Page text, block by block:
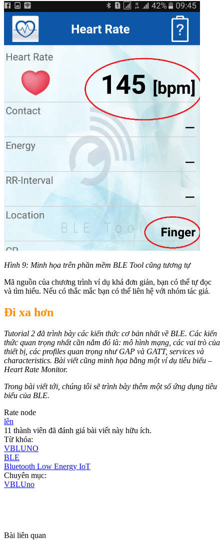
Hình 9: Minh họa trên phần mềm BLE Tool cũng tương tự
Mã nguồn của chương trình ví dụ khá đơn giản, bạn có thể tự đọc
và tìm hiểu. Nếu có thắc mắc bạn có thể liên hệ với nhóm tác giả.
Đi xa hơn
Tutorial 2 đã trình bày các kiến thức cơ bản nhất về BLE. Các kiến
thức quan trọng nhất cần nắm đó là: mô hình mạng, các vai trò của
thiết bị, các profiles quan trọng như GAP và GATT, services và
characteristics. Bài viết cũng minh họa bằng một ví dụ tiêu biểu –
Heart Rate Monitor.
Trong bài viết tới, chúng tôi sẽ trình bày thêm một số ứng dụng tiêu
biểu của BLE.
Rate node
lên
11 thành viên đã đánh giá bài viết này hữu ích.
Từ khóa:
VBLUNO
BLE
Bluetooth Low Energy IoT
Chuyên mục:
VBLUno
Bài liên quan